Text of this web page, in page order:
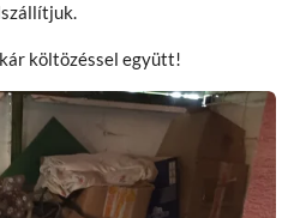
költözéssel együtt!